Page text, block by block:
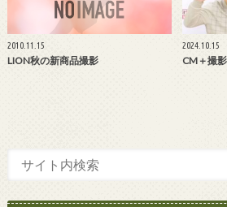
2010.11.15
LION秋の新商品撮影
2024.10.15
CM＋撮影